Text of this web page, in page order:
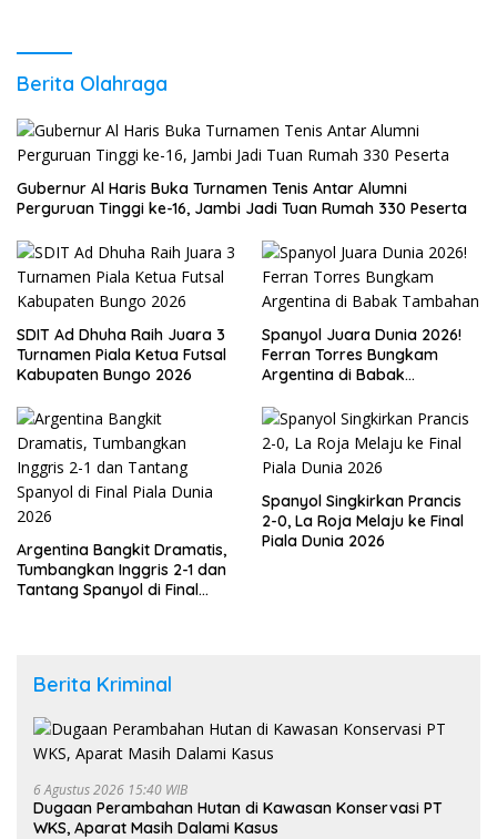
Berita Olahraga
Gubernur Al Haris Buka Turnamen Tenis Antar Alumni
Perguruan Tinggi ke-16, Jambi Jadi Tuan Rumah 330 Peserta
SDIT Ad Dhuha Raih Juara 3
Turnamen Piala Ketua Futsal
Kabupaten Bungo 2026
Spanyol Juara Dunia 2026!
Ferran Torres Bungkam
Argentina di Babak
Argentina Bangkit Dramatis,
Tumbangkan Inggris 2-1 dan
Tantang Spanyol di Final
Spanyol Singkirkan Prancis
2-0, La Roja Melaju ke Final
Piala Dunia 2026
Berita Kriminal
6 Agustus 2026 15:40 WIB
Dugaan Perambahan Hutan di Kawasan Konservasi PT
WKS, Aparat Masih Dalami Kasus